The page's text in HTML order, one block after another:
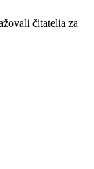
čitatelia za